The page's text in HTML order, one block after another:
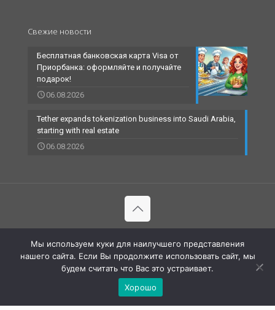
Свежие новости
Бесплатная банковская карта Visa от
Приорбанка: оформляйте и получайте
подарок!
06.08.2026
Tether expands tokenization business into Saudi Arabia,
starting with real estate
06.08.2026
технологии | All Rights Reserved |
Мы используем куки для наилучшего представления
нашего сайта. Если Вы продолжите использовать сайт, мы
будем считать что Вас это устраивает.
Хорошо